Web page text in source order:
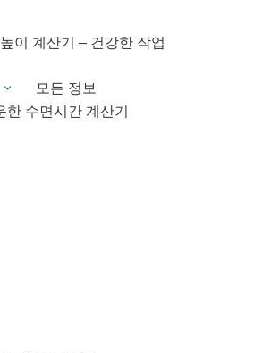
이 계산기 – 건강한 작업
모든 정보
수면시간 계산기